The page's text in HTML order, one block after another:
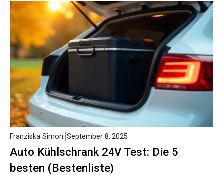
Auto Kühlschrank 24V Test: Die 5
besten (Bestenliste)
Franziska Simon September 8, 2025